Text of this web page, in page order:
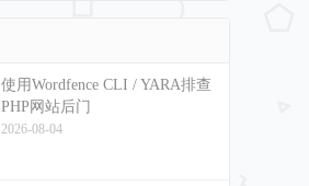
使用Wordfence CLI / YARA排查
PHP网站后门
2026-08-04